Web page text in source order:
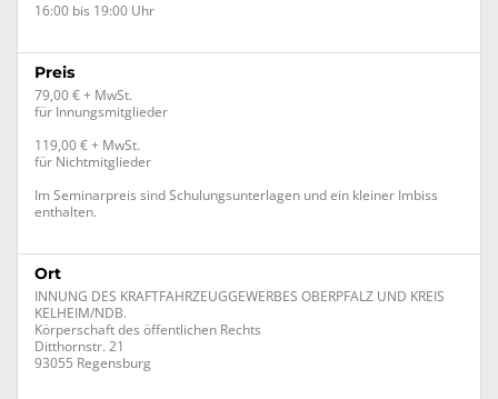
16:00 bis 19:00 Uhr
Preis
79,00 € + MwSt.
für Innungsmitglieder
119,00 € + MwSt.
für Nichtmitglieder
Im Seminarpreis sind Schulungsunterlagen und ein kleiner Imbiss
enthalten.
Ort
INNUNG DES KRAFTFAHRZEUGGEWERBES OBERPFALZ UND KREIS
KELHEIM/NDB.
Körperschaft des öffentlichen Rechts
Ditthornstr. 21
93055 Regensburg